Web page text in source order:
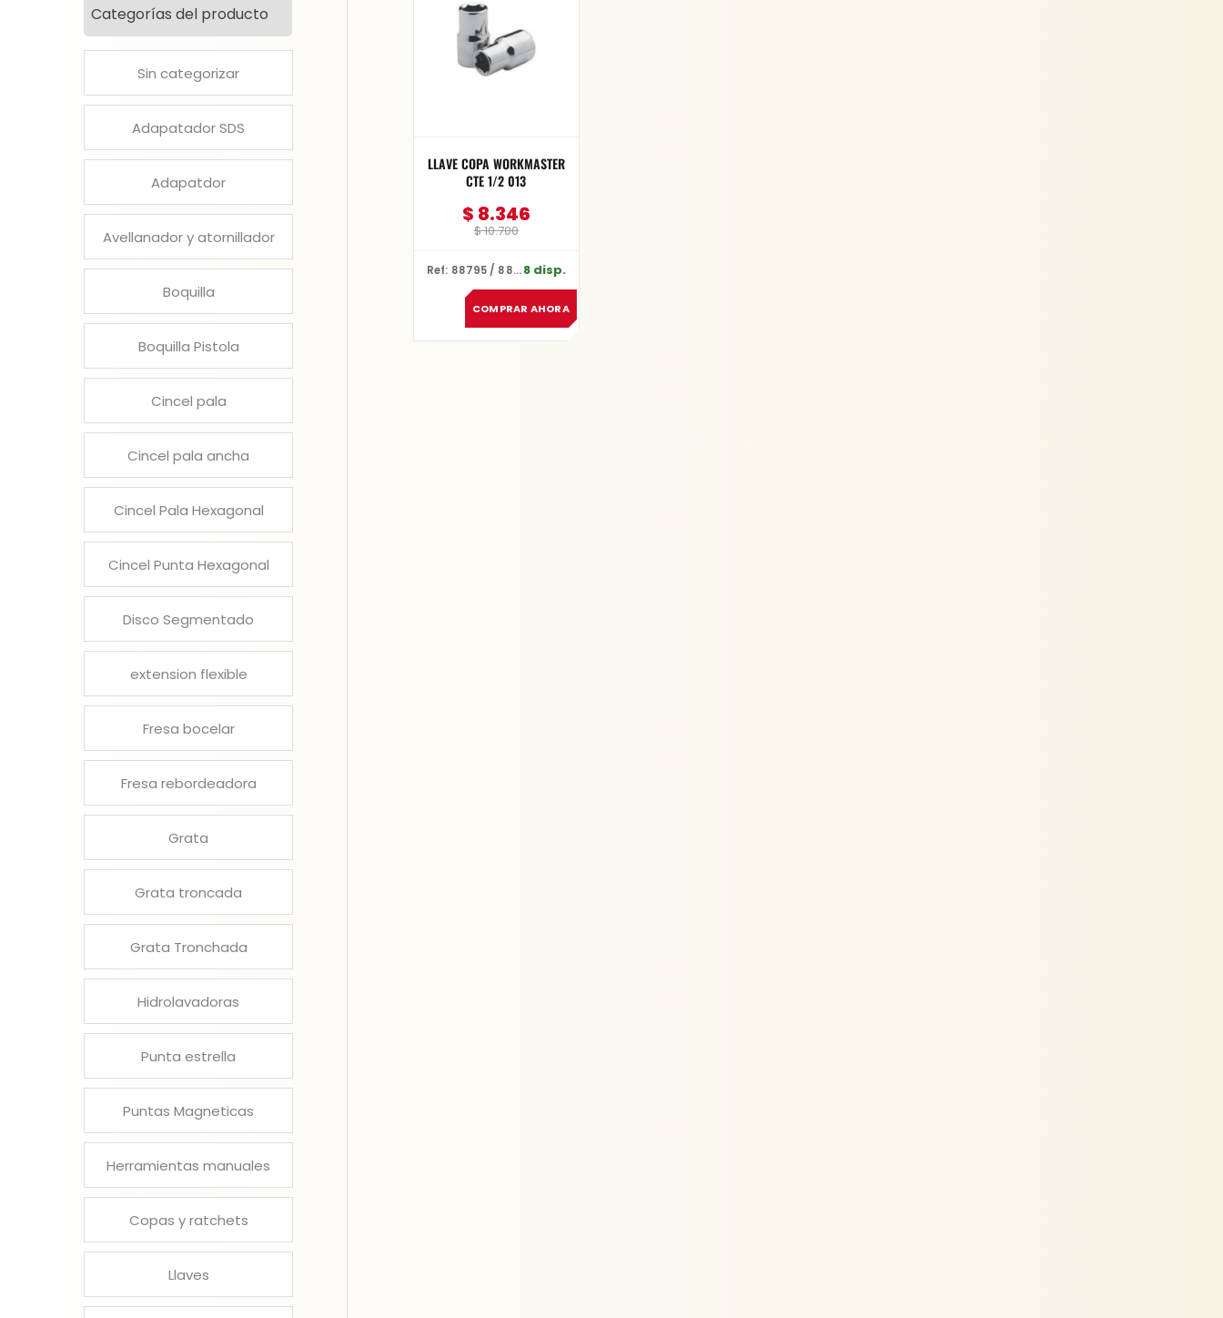
Categorías del producto
Sin categorizar
Adapatador SDS
Adapatdor
Avellanador y atornillador
Boquilla
Boquilla Pistola
Cincel pala
Cincel pala ancha
Cincel Pala Hexagonal
Cincel Punta Hexagonal
Disco Segmentado
extension flexible
Fresa bocelar
Fresa rebordeadora
Grata
Grata troncada
Grata Tronchada
Hidrolavadoras
Punta estrella
Puntas Magneticas
Herramientas manuales
Copas y ratchets
Llaves
LLAVE COPA WORKMASTER
CTE 1/2 013
$10.700
$ 8.346
Ref: 88795 / 88745/23 MM 8 disp.
COMPRAR AHORA